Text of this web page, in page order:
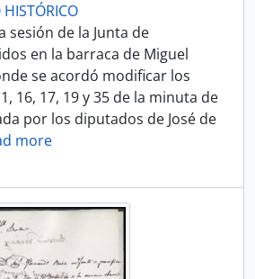
sesión de la Junta de
en la barraca de Miguel
se acordó modificar los
16, 17, 19 y 35 de la minuta de
por los diputados de José de
more